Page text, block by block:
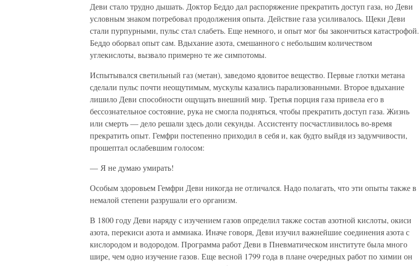
Деви стало трудно дышать. Доктор Беддо дал распоряжение прекратить доступ газа, но Деви
условным знаком потребовал продолжения опыта. Действие газа усиливалось. Щеки Деви
стали пурпурными, пульс стал слабеть. Еще немного, и опыт мог бы закончиться катастрофой.
Беддо оборвал опыт сам. Вдыхание азота, смешанного с небольшим количеством
углекислоты, вызвало примерно те же симпотомы.
Испытывался светильный газ (метан), заведомо ядовитое вещество. Первые глотки метана
сделали пульс почти неощутимым, мускулы казались парализованными. Второе вдыхание
лишило Деви способности ощущать внешний мир. Третья порция газа привела его в
бессознательное состояние, рука не смогла подняться, чтобы прекратить доступ газа. Жизнь
или смерть — дело решали здесь доли секунды. Ассистенту посчастливилось во-время
прекратить опыт. Гемфри постепенно приходил в себя и, как будто выйдя из задумчивости,
прошептал ослабевшим голосом:
— Я не думаю умирать!
Особым здоровьем Гемфри Деви никогда не отличался. Надо полагать, что эти опыты также в
немалой степени разрушали его организм.
В 1800 году Деви наряду с изучением газов определил также состав азотной кислоты, окиси
азота, перекиси азота и аммиака. Иначе говоря, Деви изучил важнейшие соединения азота с
кислородом и водородом. Программа работ Деви в Пневматическом институте была много
шире, чем одно изучение газов. Еще весной 1799 года в плане очередных работ по химии он